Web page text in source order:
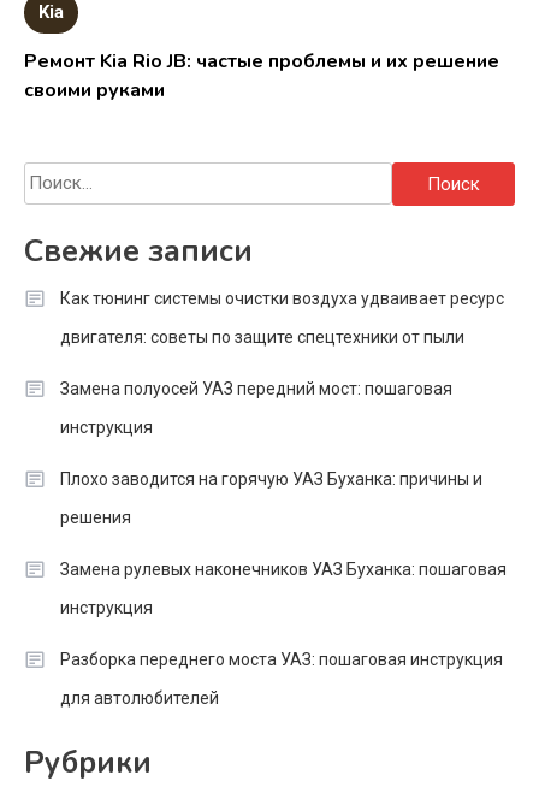
Kia
Ремонт Kia Rio JB: частые проблемы и их решение
своими руками
Найти:
Свежие записи
Как тюнинг системы очистки воздуха удваивает ресурс
двигателя: советы по защите спецтехники от пыли
Замена полуосей УАЗ передний мост: пошаговая
инструкция
Плохо заводится на горячую УАЗ Буханка: причины и
решения
Замена рулевых наконечников УАЗ Буханка: пошаговая
инструкция
Разборка переднего моста УАЗ: пошаговая инструкция
для автолюбителей
Рубрики